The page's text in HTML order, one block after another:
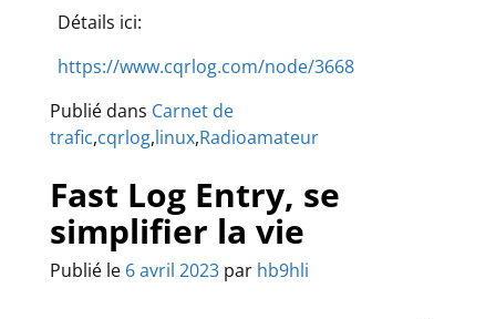
Détails ici:
https://www.cqrlog.com/node/3668
Publié dans Carnet de
trafic,cqrlog,linux,Radioamateur
Fast Log Entry, se
simplifier la vie
Publié le 6 avril 2023 par hb9hli